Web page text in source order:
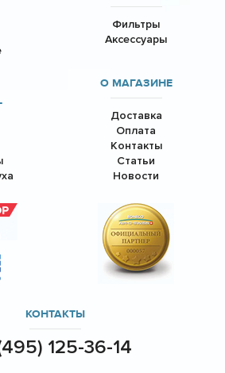
Фильтры
Аксессуары
О МАГАЗИНЕ
Доставка
Оплата
Контакты
Статьи
Новости
КОНТАКТЫ
125-36-14